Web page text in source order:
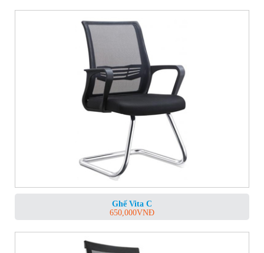
Ghế Vita C
650,000VNĐ